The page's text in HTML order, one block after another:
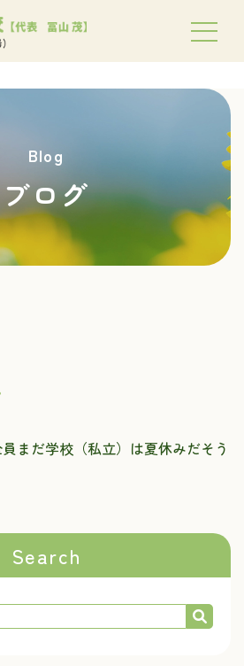
Blog
ブログ
まだ学校（私立）は夏休みだそう
Search